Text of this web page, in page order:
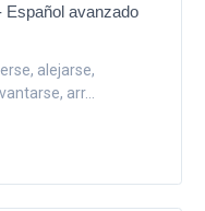
avanzado
alejarse,
arr...